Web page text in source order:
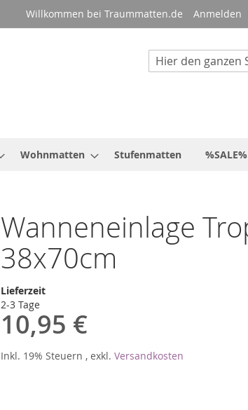
Willkommen bei Traummatten.de Anmelden
Suche
Wohnmatten Stufenmatten %SALE%
Wanneneinlage
38x70cm
Lieferzeit
2-3 Tage
10,95 €
Inkl. 19% Steuern , exkl. Versandkosten